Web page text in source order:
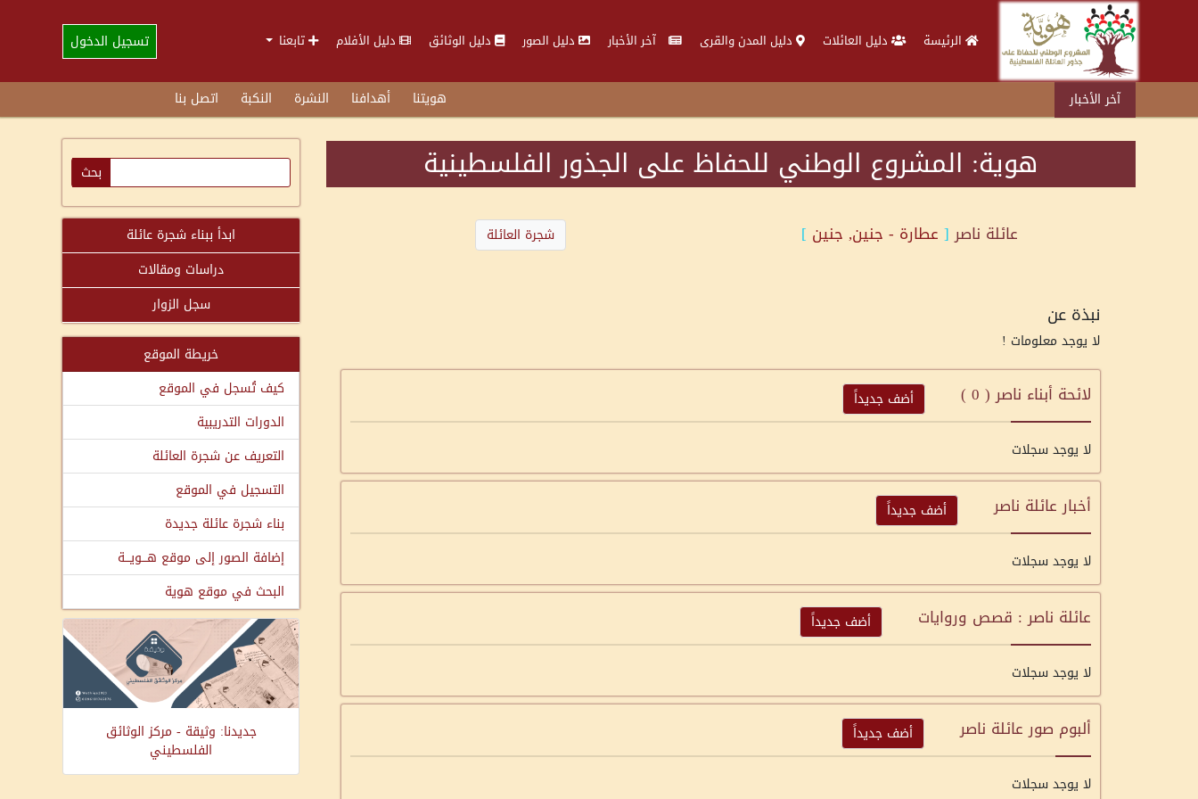
الرئيسة دليل العائلات دليل المدن والقرى آخر الأخبار دليل الصور دليل الوثائق دليل الأفلام تابعنا تسجيل الدخول
آخر الأخبار هويتنا أهدافنا النشرة النكبة اتصل بنا
هوية: المشروع الوطني للحفاظ على الجذور الفلسطينية
عائلة ناصر [ عطارة - جنين, جنين ] شجرة العائلة
نبذة عن
لا يوجد معلومات !
لائحة أبناء ناصر ( 0
) أضف جديداً
لا يوجد سجلات
أخبار عائلة ناصر أضف جديداً
لا يوجد سجلات
عائلة ناصر : قصص وروايات أضف جديداً
لا يوجد سجلات
ألبوم صور عائلة ناصر أضف جديداً
لا يوجد سجلات
ابدأ ببناء شجرة عائلة
دراسات ومقالات
سجل الزوار
خريطة الموقع
كيف تُسجل في الموقع
الدورات التدريبية
التعريف عن شجرة العائلة
التسجيل في الموقع
بناء شجرة عائلة جديدة
إضافة الصور إلى موقع هـــويـــة
البحث في موقع هوية
جديدنا: وثيقة - مركز الوثائق
الفلسطيني